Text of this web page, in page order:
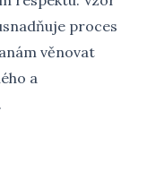
proces
věnovat
a